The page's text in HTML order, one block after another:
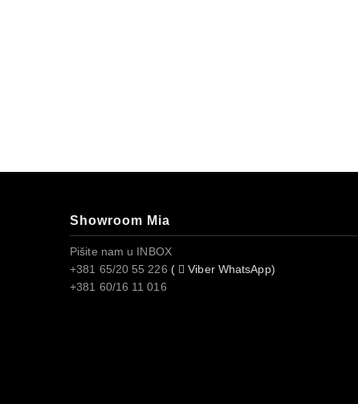
Showroom Mia
Pišite nam u INBOX
+381 65/20 55 226 (
Viber WhatsApp)
+381 60/16 11 016